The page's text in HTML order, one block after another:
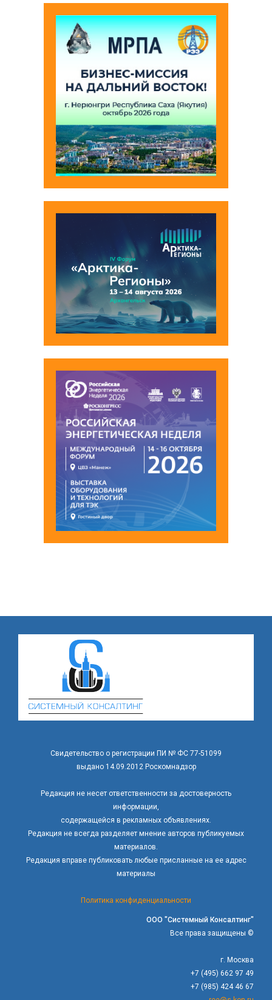
Свидетельство о регистрации ПИ № ФС 77-51099
выдано 14.09.2012 Роскомнадзор
Редакция не несет ответственности за достоверность
информации,
содержащейся в рекламных объявлениях.
Редакция не всегда разделяет мнение авторов публикуемых
материалов.
Редакция вправе публиковать любые присланные на ее адрес
материалы
Политика конфиденциальности
ООО "Системный Консалтинг"
Все права защищены ©
г. Москва
+7 (495) 662 97 49
+7 (985) 424 46 67